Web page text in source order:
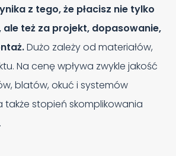
z tego, że płacisz nie tylko
ale też za projekt, dopasowanie,
Dużo zależy od materiałów,
Na cenę wpływa zwykle jakość
blatów, okuć i systemów
także stopień skomplikowania